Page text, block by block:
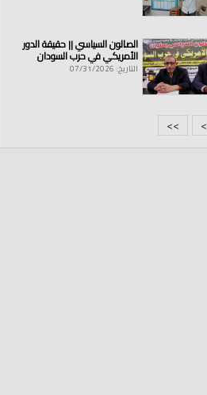
الصالون السياسي || حقيقة الدور
الأمريكي في حرب السودان
التاريخ: 07/31/2026
>
>>